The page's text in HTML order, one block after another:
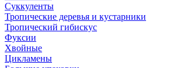
Суккуленты
Тропические деревья и кустарники
Тропический гибискус
Фуксии
Хвойные
Цикламены